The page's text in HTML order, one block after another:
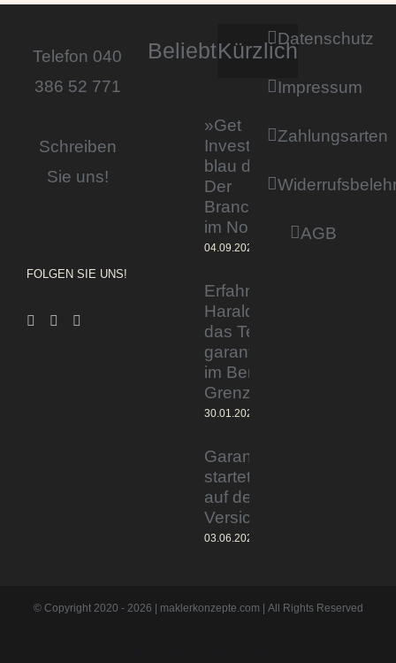
Telefon 040
386 52 771
Schreiben
Sie uns!
FOLGEN SIE UNS!
BeliebtKürzlich
»Get
Invested by
blau direkt«:
Der
Branchentag
im Norden
04.09.2023
Erfahrener Experte
Harald Wesely stärkt
das Team von
garantiertmehrnetto.de
im Bereich
Grenzgänger
30.01.2024
Garantiertmehrnetto.de®
startet Vermittlerplattform
auf deutschem
Versicherungsmarkt
03.06.2023
Datenschutz
Impressum
Zahlungsarten
AGB
© Copyright 2020 - 2026 | maklerkonzepte.com | All Rights Reserved